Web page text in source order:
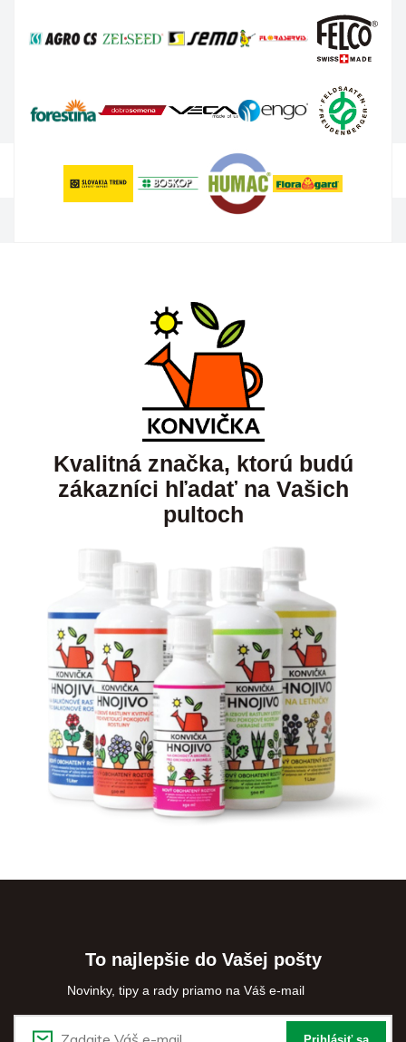
Kvalitná značka, ktorú budú
zákazníci hľadať na Vašich
pultoch
To najlepšie do Vašej pošty
Novinky, tipy a rady priamo na Váš e-mail